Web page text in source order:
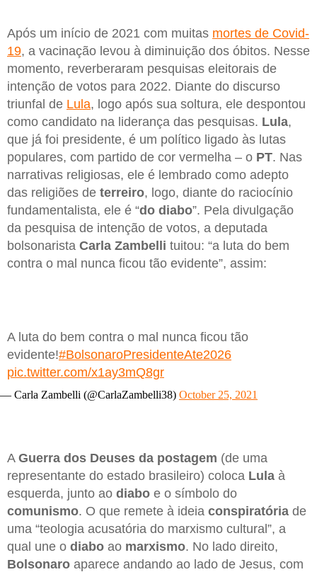
Após um início de 2021 com muitas mortes de Covid-
19, a vacinação levou à diminuição dos óbitos. Nesse
momento, reverberaram pesquisas eleitorais de
intenção de votos para 2022. Diante do discurso
triunfal de Lula, logo após sua soltura, ele despontou
como candidato na liderança das pesquisas. Lula,
que já foi presidente, é um político ligado às lutas
populares, com partido de cor vermelha – o PT. Nas
narrativas religiosas, ele é lembrado como adepto
das religiões de terreiro, logo, diante do raciocínio
fundamentalista, ele é “do diabo”. Pela divulgação
da pesquisa de intenção de votos, a deputada
bolsonarista Carla Zambelli tuitou: “a luta do bem
contra o mal nunca ficou tão evidente”, assim:
A luta do bem contra o mal nunca ficou tão
evidente!#BolsonaroPresidenteAte2026
pic.twitter.com/x1ay3mQ8gr
— Carla Zambelli (@CarlaZambelli38) October 25, 2021
A Guerra dos Deuses da postagem (de uma
representante do estado brasileiro) coloca Lula à
esquerda, junto ao diabo e o símbolo do
comunismo. O que remete à ideia conspiratória de
uma “teologia acusatória do marxismo cultural”, a
qual une o diabo ao marxismo. No lado direito,
Bolsonaro aparece andando ao lado de Jesus, com